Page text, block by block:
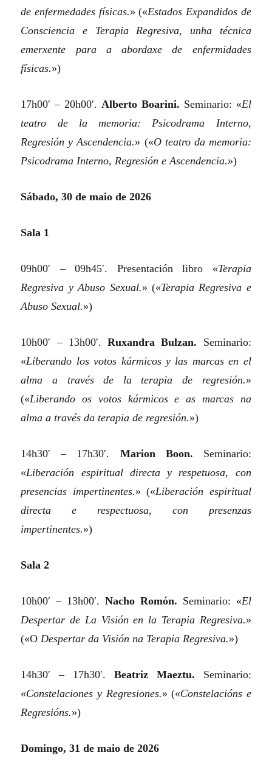
de enfermedades físicas.»(«Estados Expandidos de
Consciencia e Terapia Regresiva, unha técnica
emerxente para a abordaxe de enfermidades
físicas.»)
17h00′ – 20h00′. Alberto Boarini. Seminario: «El
teatro de la memoria: Psicodrama Interno,
Regresión y Ascendencia.» («O teatro da memoria:
Psicodrama Interno, Regresión e Ascendencia.»)
Sábado, 30 de maio de 2026
Sala 1
09h00′ – 09h45′. Presentación libro «Terapia
Regresiva y Abuso Sexual.» («Terapia Regresiva e
Abuso Sexual.»)
10h00′ – 13h00′.Ruxandra Bulzan. Seminario:
«Liberando los votos kármicos y las marcas en el
alma a través de la terapia de regresión.»
(«Liberando os votos kármicos e as marcas na
alma a través da terapia de regresión.»)
14h30′ – 17h30′. Marion Boon. Seminario:
«Liberación espiritual directa y respetuosa, con
presencias impertinentes.»(«Liberación espiritual
directa e respectuosa, con presenzas
impertinentes.»)
Sala 2
10h00′ – 13h00′. Nacho Romón. Seminario: «El
Despertar de La Visión en la Terapia Regresiva.»
(«O Despertar da Visión na Terapia Regresiva.»)
14h30′ – 17h30′. Beatriz Maeztu. Seminario:
«Constelaciones y Regresiones.»(«Constelacións e
Regresións.»)
Domingo, 31 de maio de 2026